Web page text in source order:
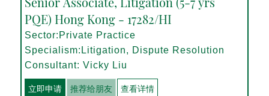
PQE) Hong Kong - 17282/HI
Sector:Private Practice
Specialism:Litigation, Dispute Resolution
Consultant: Vicky Liu
立即申请 推荐给朋友 查看详情